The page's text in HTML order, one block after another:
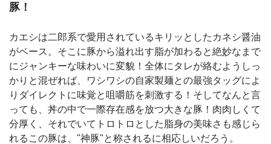
豚！
カエシは二郎系で愛用されているキリッとしたカネシ醤油
がベース。そこに豚から溢れ出す脂が加わると絶妙なまで
にジャンキーな味わいに変貌！全体にタレが絡むようしっ
かりと混ぜれば、ワシワシの自家製麺との最強タッグによ
りダイレクトに味覚と咀嚼筋を刺激する！そしてなんと言
っても、丼の中で一際存在感を放つ大きな豚！肉肉しくて
分厚く、それでいてトロトロとした脂身の美味さも感じら
れるこの豚は、"神豚"と称されるに相応しいだろう。